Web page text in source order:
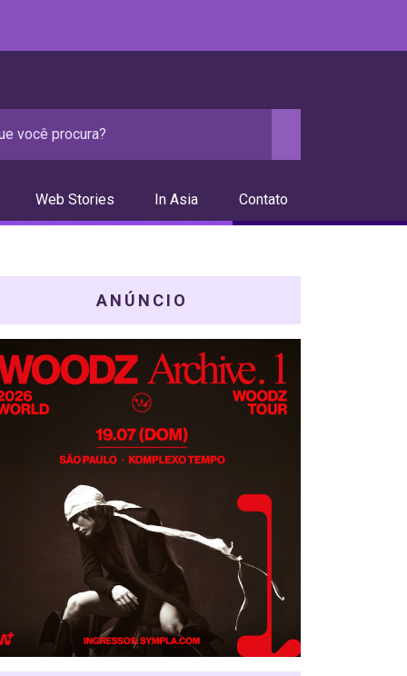
Web Stories In Asia Contato
ANÚNCIO